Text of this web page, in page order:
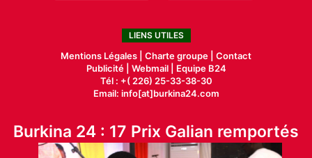
LIENS UTILES
Mentions Légales | Charte groupe | Contact
Publicité| Webmail |
Equipe B24
Tél : +( 226) 25-33-38-30
Email: info[at]burkina24.com
Burkina 24 : 17 Prix Galian remportés